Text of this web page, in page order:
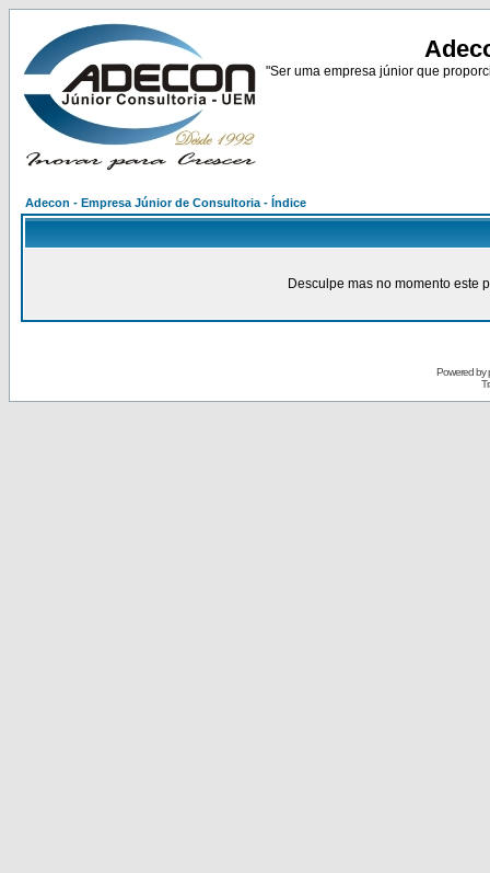
"Ser uma empresa júnior que
Adecon - Empresa Júnior de Consultoria - Índice
Desculpe mas no momento este
Powered by